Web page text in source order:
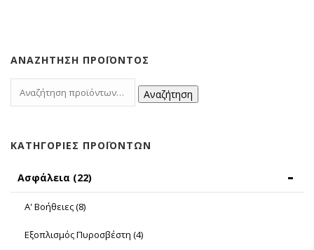
ΑΝΑΖΉΤΗΣΗ ΠΡΟΪΌΝΤΟΣ
Αναζήτηση
ΚΑΤΗΓΟΡΊΕΣ ΠΡΟΪΌΝΤΩΝ
Ασφάλεια (22)
Α' Βοήθειες(8)
Εξοπλισμός Πυροσβέστη (4)